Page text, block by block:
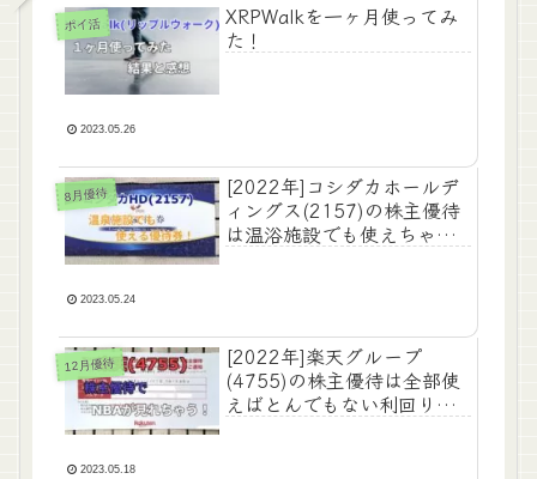
ポイ活
XRPWalkを一ヶ月使ってみ
た！
2023.05.26
8月優待
[2022年]コシダカホールデ
ィングス(2157)の株主優待
は温浴施設でも使えちゃ
2023.05.24
12月優待
[2022年]楽天グループ
(4755)の株主優待は全部使
えばとんでもない利回り
2023.05.18